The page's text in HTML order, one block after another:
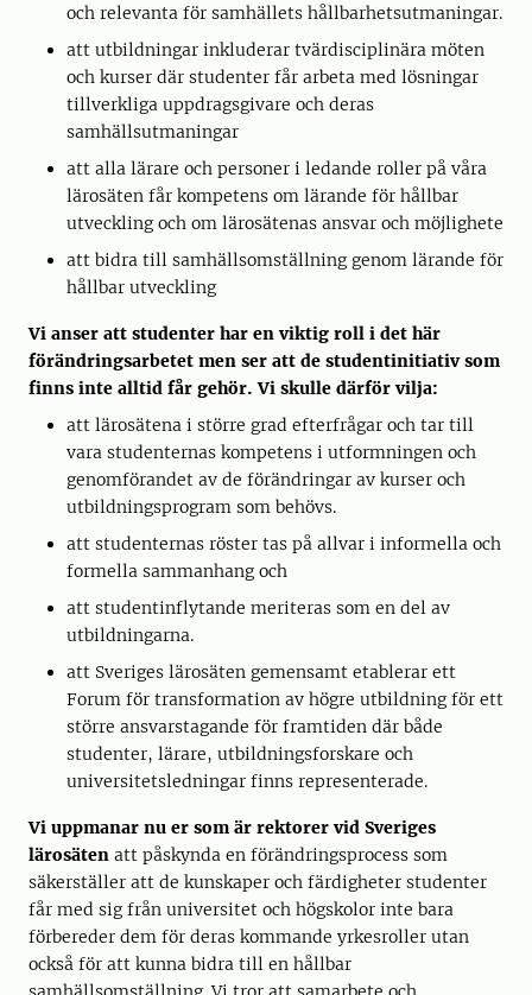
och relevanta för samhällets hållbarhetsutmaningar.
att utbildningar inkluderar tvärdisciplinära möten
och kurser där studenter får arbeta med lösningar
tillverkliga uppdragsgivare och deras
samhällsutmaningar
att alla lärare och personer i ledande roller på våra
lärosäten får kompetens om lärande för hållbar
utveckling och om lärosätenas ansvar och möjlighete
att bidra till samhällsomställning genom lärande för
hållbar utveckling
Vi anser att studenter har en viktig roll i det här
förändringsarbetet men ser att de studentinitiativ som
finns inte alltid får gehör. Vi skulle därför vilja:
att lärosätena i större grad efterfrågar och tar till
vara studenternas kompetens i utformningen och
genomförandet av de förändringar av kurser och
utbildningsprogram som behövs.
att studenternas röster tas på allvar i informella och
formella sammanhang och
att studentinflytande meriteras som en del av
utbildningarna.
att Sveriges lärosäten gemensamt etablerar ett
Forum för transformation av högre utbildning för ett
större ansvarstagande för framtiden där både
studenter, lärare, utbildningsforskare och
universitetsledningar finns representerade.
Vi uppmanar nu er som är rektorer vid Sveriges
lärosäten att påskynda en förändringsprocess som
säkerställer att de kunskaper och färdigheter studenter
får med sig från universitet och högskolor inte bara
förbereder dem för deras kommande yrkesroller utan
också för att kunna bidra till en hållbar